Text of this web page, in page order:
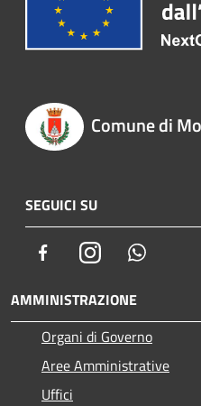
Comune di
SEGUICI SU
FacebookInstagram
AMMINISTRAZIONE
Organi di Governo
Aree Amministrative
Uffici